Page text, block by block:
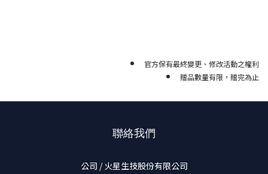
官方保有最終變更、修改活動之權利
贈品數量有限，贈完為止
聯絡我們
公司 / 火星生技股份有限公司